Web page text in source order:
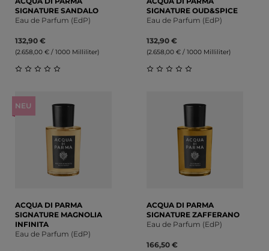
SIGNATURE SANDALO
Eau de Parfum (EdP)
132,90 €
(2.658,00 € / 1000 Milliliter)
SIGNATURE OUD&SPICE
Eau de Parfum (EdP)
132,90 €
(2.658,00 € / 1000 Milliliter)
NEU
ACQUA DI PARMA
SIGNATURE MAGNOLIA
INFINITA
Eau de Parfum (EdP)
ACQUA DI PARMA
SIGNATURE ZAFFERANO
Eau de Parfum (EdP)
166,50 €